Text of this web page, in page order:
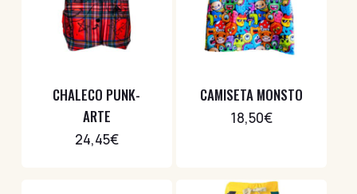
CHALECO PUNK-
ARTE
24,45€
CAMISETA MONSTO
18,50€